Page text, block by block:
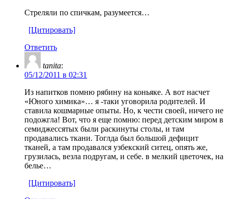
Стреляли по спичкам, разумеется…
[Цитировать]
Ответить
tanita:
05/12/2011 в 02:31
Из напитков помню рябину на коньяке. А вот насчет
«Юного химика»… я -таки уговорила родителей. И
ставила кошмарные опыты. Но, к чести своей, ничего не
подожгла! Вот, что я еще помню: перед детским миром в
семиджессятых были раскинуты столы, и там
продавались ткани. Тоглда был большой дефицит
тканей, а там продавался узбекский ситец, опять же,
грузилась, везла подругам, и себе. в мелкий цветочек, на
белье…
[Цитировать]